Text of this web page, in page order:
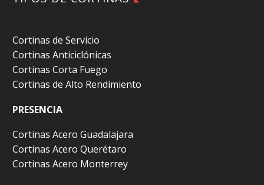
Cortinas de Servicio
Cortinas Anticiclónicas
Cortinas Corta Fuego
Cortinas de Alto Rendimiento
PRESENCIA
Cortinas Acero Guadalajara
Cortinas Acero Querétaro
Cortinas Acero Monterrey